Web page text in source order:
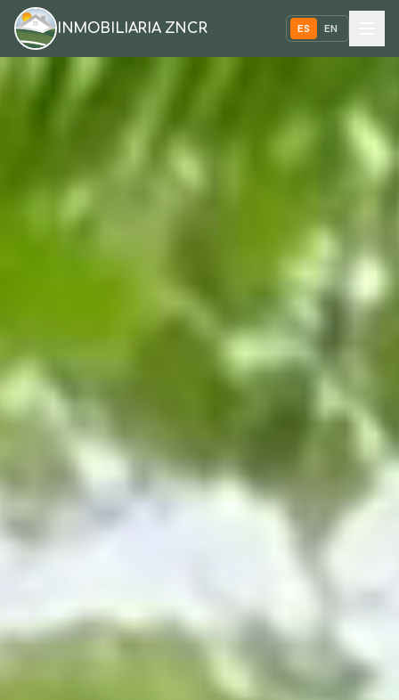
INMOBILIARIA ZNCR ES EN